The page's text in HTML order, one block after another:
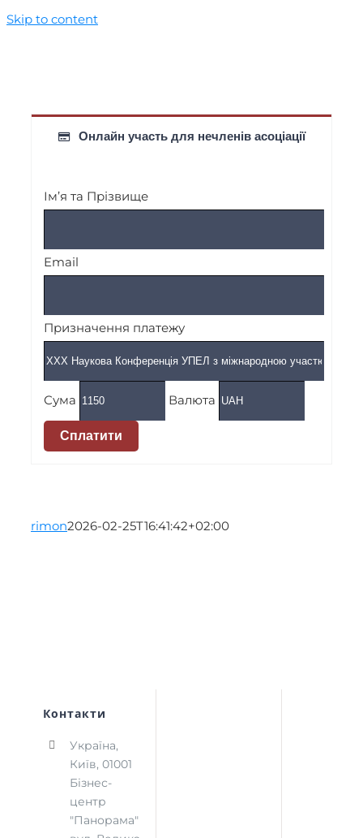
Skip to content
Онлайн участь для нечленів асоціації
Ім’я та Прізвище
Email
Призначення платежу
Сума Валюта
Сплатити
rimon2026-02-25T16:41:42+02:00
Контакти
Україна,
Київ, 01001
Бізнес-
центр
"Панорама"